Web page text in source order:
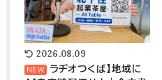
2026.08.09
ラヂオつくば】地域に